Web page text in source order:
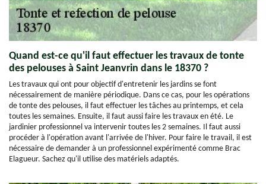
Quand est-ce qu'il faut effectuer les travaux de tonte
des pelouses à Saint Jeanvrin dans le 18370 ?
Les travaux qui ont pour objectif d'entretenir les jardins se font
nécessairement de manière périodique. Dans ce cas, pour les opérations
de tonte des pelouses, il faut effectuer les tâches au printemps, et cela
toutes les semaines. Ensuite, il faut aussi faire les travaux en été. Le
jardinier professionnel va intervenir toutes les 2 semaines. Il faut aussi
procéder à l'opération avant l'arrivée de l'hiver. Pour faire le travail, il est
nécessaire de demander à un professionnel expérimenté comme Brac
Elagueur. Sachez qu'il utilise des matériels adaptés.